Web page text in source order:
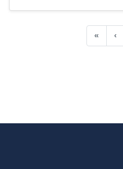
« ‹